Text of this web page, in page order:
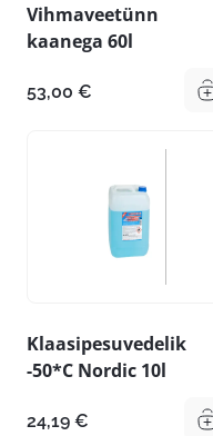
Vihmaveetünn
kaanega 60l
53,00 €
Klaasipesuvedelik
-50*C Nordic 10l
24,19 €